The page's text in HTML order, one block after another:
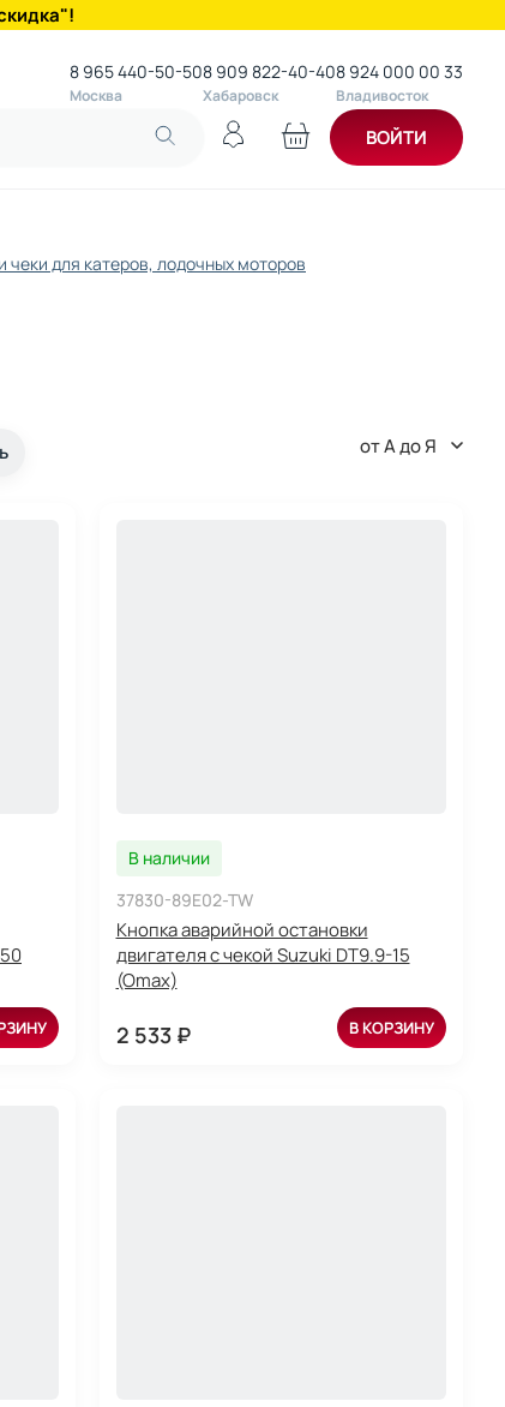
8 965 440-50-50
Москва
8 909 822-40-40
Хабаровск
8 924 000 00 33
Владивосток
ВОЙТИ
чеки для катеров, лодочных моторов
от А до Я
В наличии
37830-89E02-TW
Кнопка аварийной остановки
двигателя с чекой Suzuki DT9.9-15
(Omax)
2 533 ₽ В КОРЗИНУ